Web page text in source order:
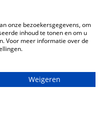
onze bezoekersgegevens, om
inhoud te tonen en om u
Voor meer informatie over de
Weigeren